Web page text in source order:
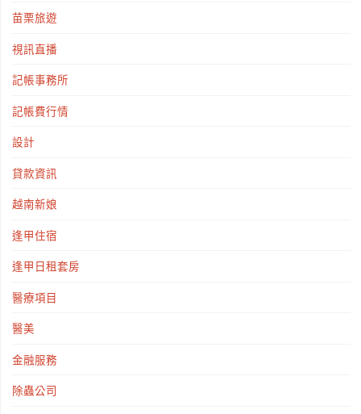
苗栗旅遊
視訊直播
記帳事務所
記帳費行情
設計
貸款資訊
越南新娘
逢甲住宿
逢甲日租套房
醫療項目
醫美
金融服務
除蟲公司